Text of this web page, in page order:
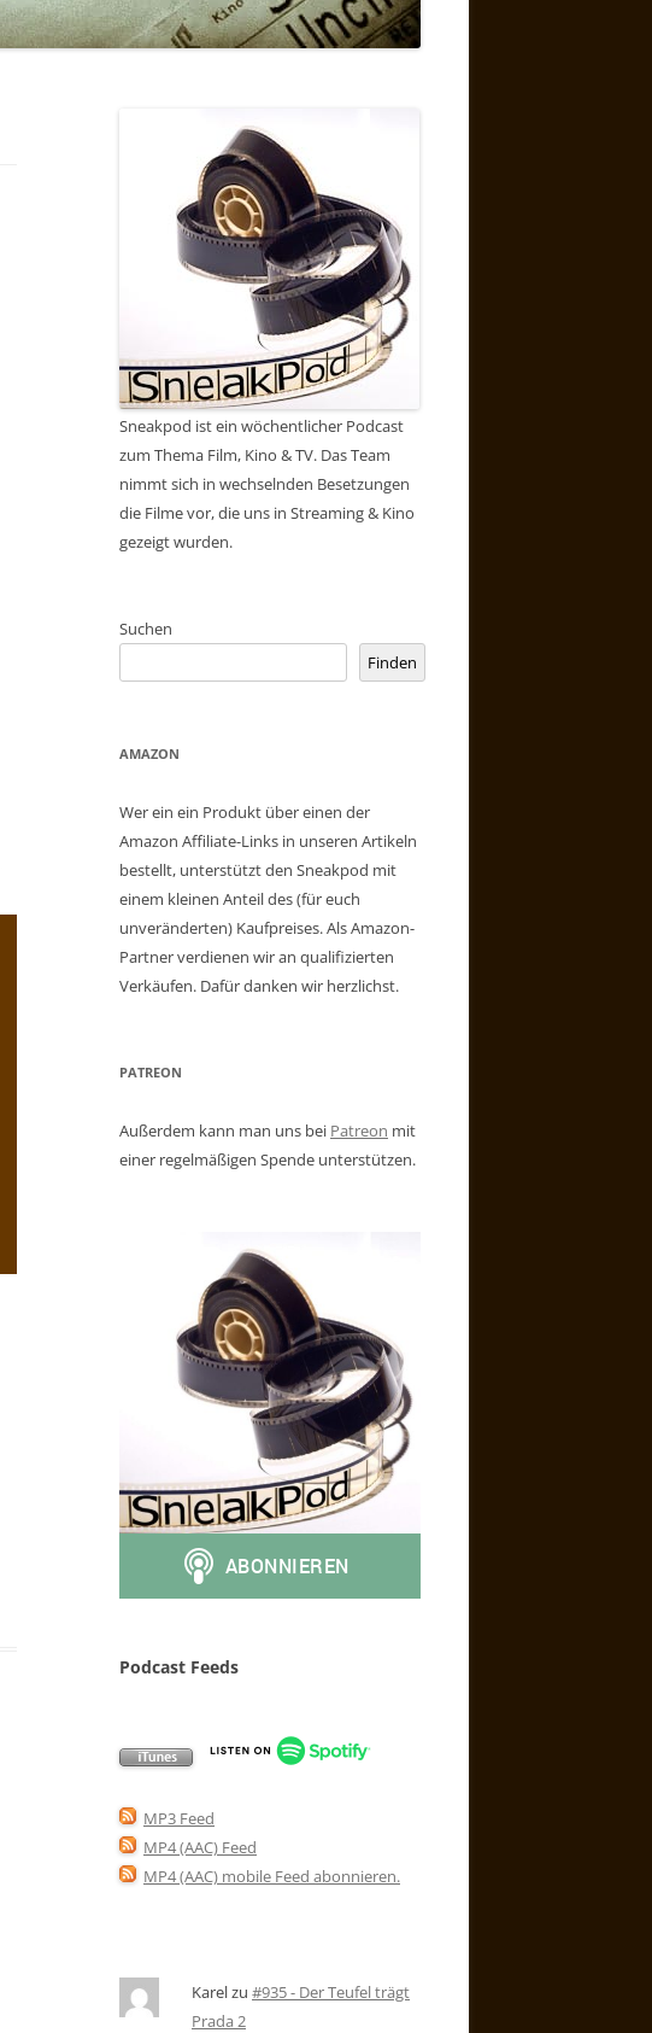
Sneakpod ist ein wöchentlicher Podcast
zum Thema Film, Kino & TV. Das Team
nimmt sich in wechselnden Besetzungen
die Filme vor, die uns in Streaming & Kino
gezeigt wurden.
Suchen
Finden
AMAZON
Wer ein ein Produkt über einen der
Amazon Affiliate-Links in unseren Artikeln
bestellt, unterstützt den Sneakpod mit
einem kleinen Anteil des (für euch
unveränderten) Kaufpreises. Als Amazon-
Partner verdienen wir an qualifizierten
Verkäufen. Dafür danken wir herzlichst.
PATREON
Außerdem kann man uns bei Patreon mit
einer regelmäßigen Spende unterstützen.
Podcast Feeds
MP3 Feed
MP4 (AAC) Feed
MP4 (AAC) mobile Feed abonnieren.
Karelzu #935 - Der Teufel trägt
Prada 2